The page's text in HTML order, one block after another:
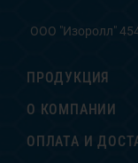
ООО "Изоролл"
ПРОДУКЦИЯ
О КОМПАНИИ
ОПЛАТА И